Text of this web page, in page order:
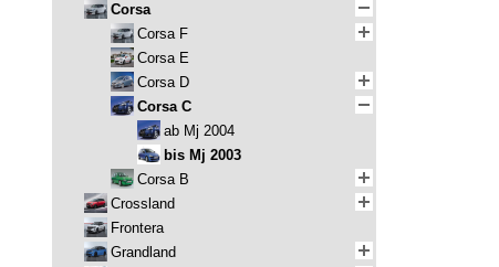
Corsa
Corsa F
Corsa E
Corsa D
Corsa C
ab Mj 2004
bis Mj 2003
Corsa B
Crossland
Frontera
Grandland